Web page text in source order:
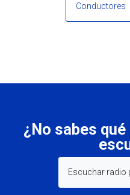
Conductores
¿No sabes
Escuchar radio